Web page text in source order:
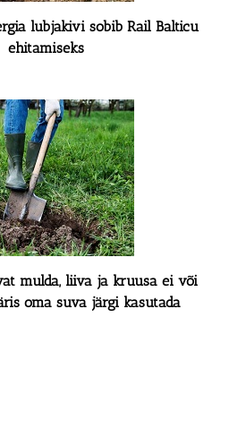
lubjakivi sobib Rail Balticu
ehitamiseks
mulda, liiva ja kruusa ei või
oma suva järgi kasutada